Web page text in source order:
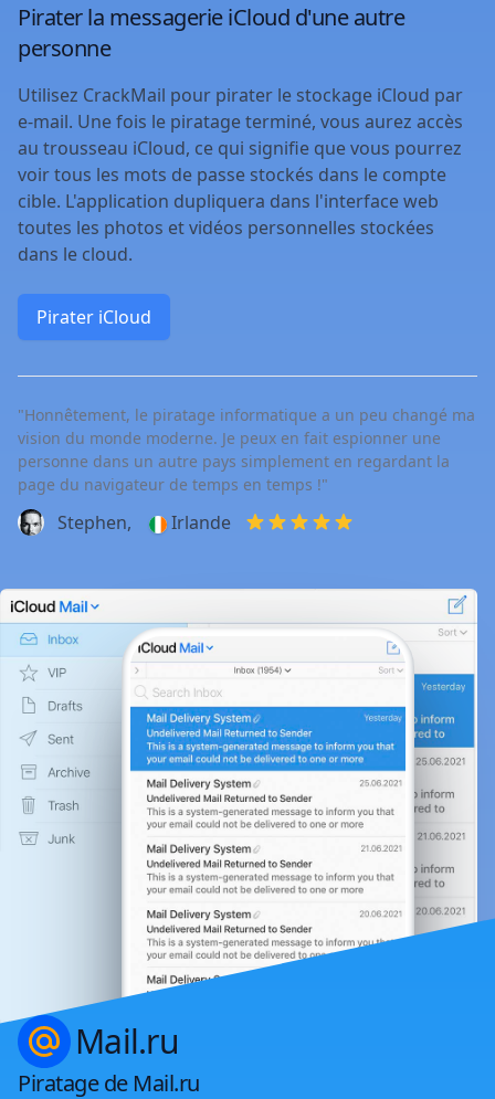
Pirater la messagerie iCloud d'une autre
personne
Utilisez CrackMail pour pirater le stockage iCloud par
e-mail. Une fois le piratage terminé, vous aurez accès
au trousseau iCloud, ce qui signifie que vous pourrez
voir tous les mots de passe stockés dans le compte
cible. L'application dupliquera dans l'interface web
toutes les photos et vidéos personnelles stockées
dans le cloud.
Pirater iCloud
"Honnêtement, le piratage informatique a un peu changé ma
vision du monde moderne. Je peux en fait espionner une
personne dans un autre pays simplement en regardant la
page du navigateur de temps en temps !"
Stephen, Irlande
Mail.ru
Piratage de Mail.ru